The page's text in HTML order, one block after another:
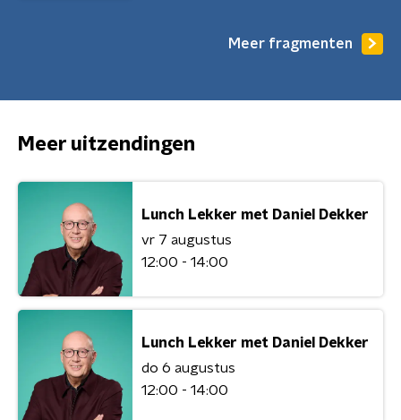
Meer fragmenten
Meer uitzendingen
Lunch Lekker met Daniel Dekker
vr 7 augustus
12:00 - 14:00
Lunch Lekker met Daniel Dekker
do 6 augustus
12:00 - 14:00